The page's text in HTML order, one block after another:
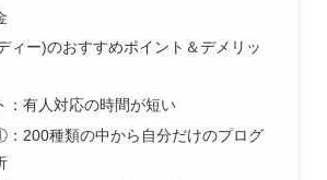
ィー)のおすすめポイント＆デメリッ
：有人対応の時間が短い
：200種類の中から自分だけのプログ